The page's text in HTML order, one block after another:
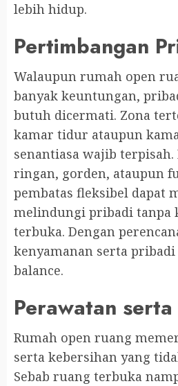
lebih hidup.
Pertimbangan
Walaupun rumah open
banyak keuntungan,
butuh dicermati. Zona
kamar tidur ataupun
senantiasa wajib
ringan, gorden, ataupun
pembatas fleksibel dapat
melindungi pribadi tanpa
terbuka. Dengan
kenyamanan serta pribadi
balance.
Perawatan
Rumah open ruang
serta kebersihan yang
Sebab ruang terbuka